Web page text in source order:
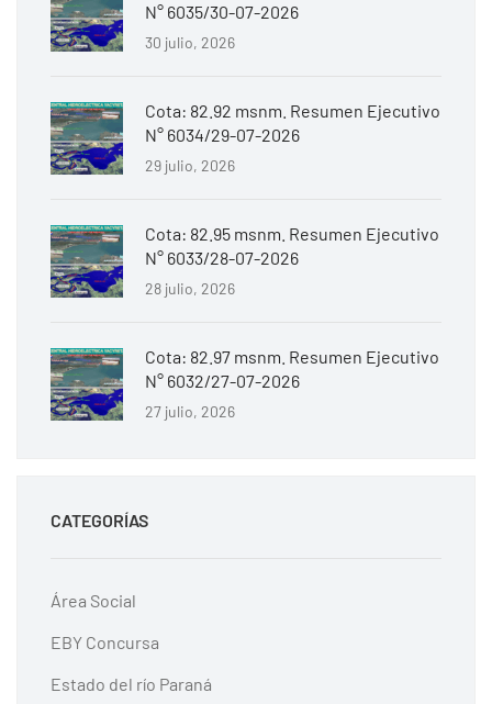
N° 6035/30-07-2026
30 julio, 2026
Cota: 82.92 msnm. Resumen Ejecutivo
N° 6034/29-07-2026
29 julio, 2026
Cota: 82.95 msnm. Resumen Ejecutivo
N° 6033/28-07-2026
28 julio, 2026
Cota: 82.97 msnm. Resumen Ejecutivo
N° 6032/27-07-2026
27 julio, 2026
CATEGORÍAS
Área Social
EBY Concursa
Estado del río Paraná